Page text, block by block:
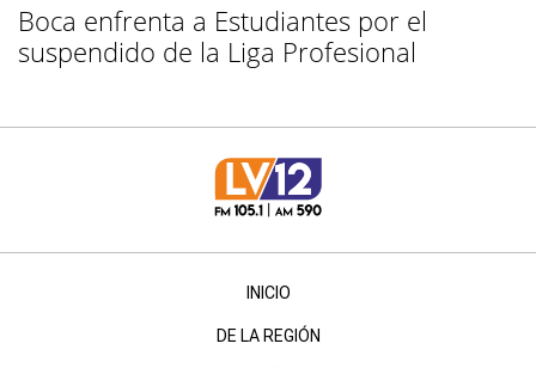
Boca enfrenta a Estudiantes por el
suspendido de la Liga Profesional
INICIO
DE LA REGIÓN